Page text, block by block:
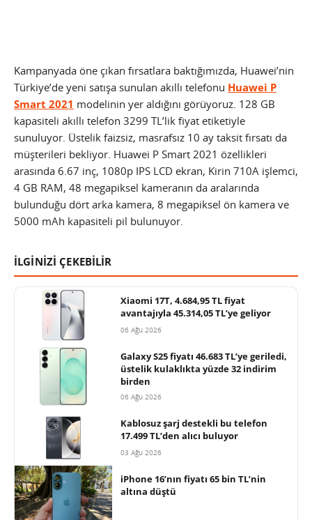
Kampanyada öne çıkan fırsatlara baktığımızda, Huawei’nin
Türkiye’de yeni satışa sunulan akıllı telefonu Huawei P
Smart 2021 modelinin yer aldığını görüyoruz. 128 GB
kapasiteli akıllı telefon 3299 TL’lik fiyat etiketiyle
sunuluyor. Üstelik faizsiz, masrafsız 10 ay taksit fırsatı da
müşterileri bekliyor. Huawei P Smart 2021 özellikleri
arasında 6.67 inç, 1080p IPS LCD ekran, Kirin 710A işlemci,
4 GB RAM, 48 megapiksel kameranın da aralarında
bulunduğu dört arka kamera, 8 megapiksel ön kamera ve
5000 mAh kapasiteli pil bulunuyor.
İLGİNİZİ ÇEKEBİLİR
Xiaomi 17T, 4.684,95 TL fiyat
avantajıyla 45.314,05 TL’ye geliyor
06 Ağu 2026
Galaxy S25 fiyatı 46.683 TL’ye geriledi,
üstelik kulaklıkta yüzde 32 indirim
birden
06 Ağu 2026
Kablosuz şarj destekli bu telefon
17.499 TL’den alıcı buluyor
03 Ağu 2026
iPhone 16’nın fiyatı 65 bin TL’nin
altına düştü